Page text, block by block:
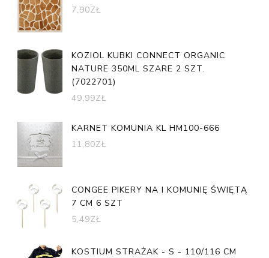
7,90ZŁ
KOZIOL KUBKI CONNECT ORGANIC
NATURE 350ML SZARE 2 SZT.
(7022701)
49,99ZŁ
KARNET KOMUNIA KL HM100-666
11,80ZŁ
CONGEE PIKERY NA I KOMUNIĘ ŚWIĘTĄ
7 CM 6 SZT
5,49ZŁ
KOSTIUM STRAŻAK - S - 110/116 CM